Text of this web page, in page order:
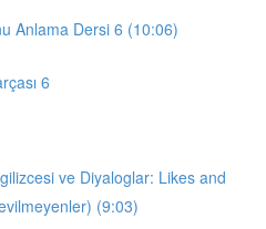
Anlama Dersi 6 (10:06)
6
ve Diyaloglar: Likes and
(9:03)